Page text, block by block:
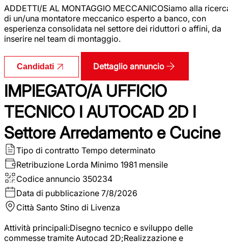
ADDETTI/E AL MONTAGGIO MECCANICOSiamo alla
di un/una montatore meccanico esperto a banco, con
esperienza consolidata nel settore dei riduttori o affini, da
inserire nel team di montaggio.
Candidati Dettaglio annuncio
IMPIEGATO/A UFFICIO
TECNICO I AUTOCAD 2D I
Settore Arredamento e Cucine
Tipo di contratto Tempo determinato
Retribuzione Lorda Minimo 1981 mensile
Codice annuncio 350234
Data di pubblicazione 7/8/2026
Città Santo Stino di Livenza
Attività principali:Disegno tecnico e sviluppo delle
commesse tramite Autocad 2D;Realizzazione e